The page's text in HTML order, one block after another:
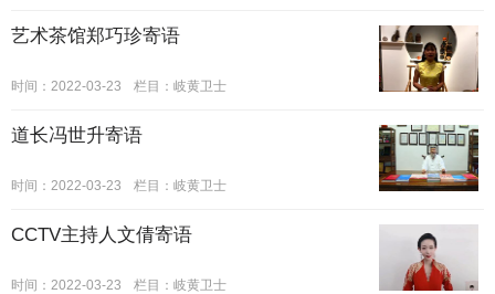
艺术茶馆郑巧珍寄语
时间：2022-03-23 栏目： 岐黄卫士
道长冯世升寄语
时间：2022-03-23 栏目： 岐黄卫士
CCTV主持人文倩寄语
时间：2022-03-23 栏目： 岐黄卫士